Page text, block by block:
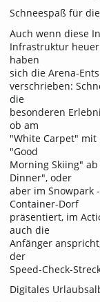
Schneespaß für
Auch wenn diese
Infrastruktur
haben
sich die Arena-
verschrieben:
die
besonderen
ob am
"White Carpet"
"Good
Morning Skiing"
Dinner", oder
aber im Snowpark
Container-Dorf
präsentiert, im
auch die
Anfänger
der
Speed-Check-
Digitales